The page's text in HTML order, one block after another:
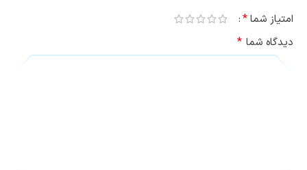
امتیاز شما*
دیدگاه شما *